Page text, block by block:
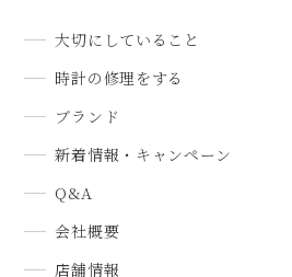
大切にしていること
時計の修理をする
ブランド
新着情報・キャンペーン
Q&A
会社概要
店舗情報